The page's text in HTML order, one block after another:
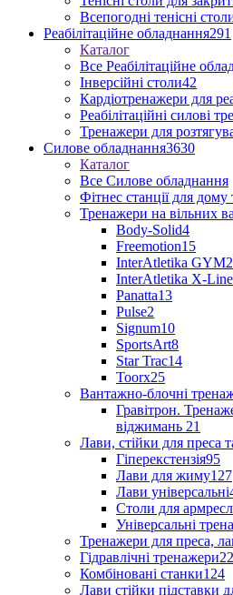
Всепогодні тенісні
Реабілітаційне обладнання291
Каталог
Все Реабілітаційне
Інверсійні столи42
Кардіотренажери для
Реабілітаційні силові
Тренажери для
Силове обладнання3630
Каталог
Все Силове обладнання
Фітнес станції для дому
Тренажери на вільних
Body-Solid4
Freemotion15
InterAtletika GYM
InterAtletika X-Line
Panatta13
Pulse2
Signum10
SportsArt8
Star Trac14
Toorx25
Вантажно-блочні
Гравітрон.
віджимань 21
Лави, стійки для преса
Гіперекстензія95
Лави для жиму127
Лави універсальні
Столи для
Універсальні
Тренажери для преса,
Гідравлічні тренажери22
Комбіновані станки124
Лави стійки підставки